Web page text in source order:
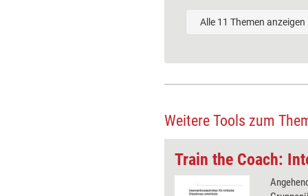
Alle 11 Themen anzeigen
Weitere Tools zum